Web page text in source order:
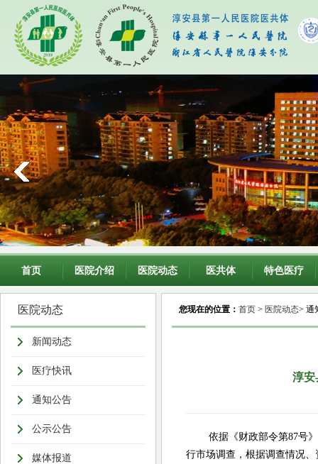
首页 医院介绍 医院动态 医共体 特色医疗
医院动态
新闻动态
医疗快讯
通知公告
公示公告
媒体报道
您现在的位置： 首页 > 医院动态> 通
淳安
依据《财政部令第87号
行市场调查，根据调查情况